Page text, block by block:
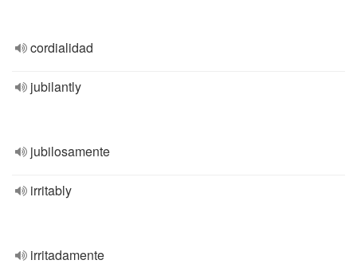
cordialidad
jubilantly
jubilosamente
irritably
irritadamente